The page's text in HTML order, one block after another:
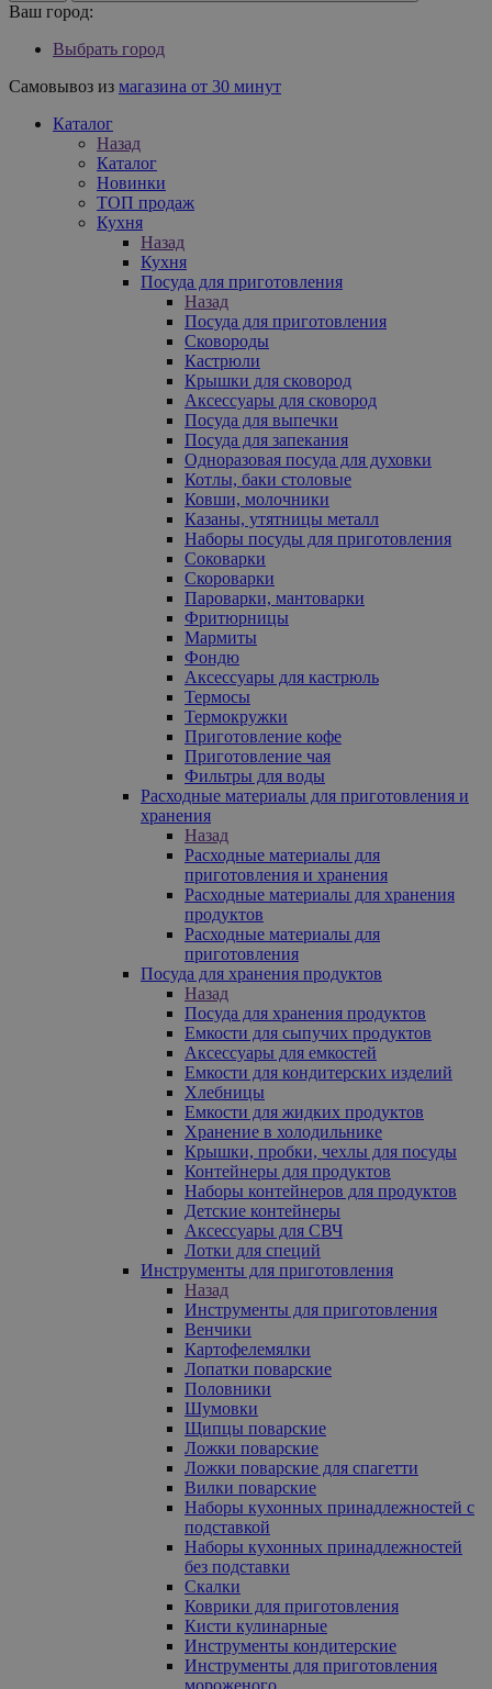
Ваш город:
Выбрать город
Самовывоз из магазина от 30 минут
Каталог
Назад
Каталог
Новинки
ТОП продаж
Кухня
Назад
Кухня
Посуда для приготовления
Назад
Посуда для приготовления
Сковороды
Кастрюли
Крышки для сковород
Аксессуары для сковород
Посуда для выпечки
Посуда для запекания
Одноразовая посуда для духовки
Котлы, баки столовые
Ковши, молочники
Казаны, утятницы металл
Наборы посуды для приготовления
Соковарки
Скороварки
Пароварки, мантоварки
Фритюрницы
Мармиты
Фондю
Аксессуары для кастрюль
Термосы
Термокружки
Приготовление кофе
Приготовление чая
Фильтры для воды
Расходные материалы для приготовления и
хранения
Назад
Расходные материалы для
приготовления и хранения
Расходные материалы для хранения
продуктов
Расходные материалы для
приготовления
Посуда для хранения продуктов
Назад
Посуда для хранения продуктов
Емкости для сыпучих продуктов
Аксессуары для емкостей
Емкости для кондитерских изделий
Хлебницы
Емкости для жидких продуктов
Хранение в холодильнике
Крышки, пробки, чехлы для посуды
Контейнеры для продуктов
Наборы контейнеров для продуктов
Детские контейнеры
Аксессуары для СВЧ
Лотки для специй
Инструменты для приготовления
Назад
Инструменты для приготовления
Венчики
Картофелемялки
Лопатки поварские
Половники
Шумовки
Щипцы поварские
Ложки поварские
Ложки поварские для спагетти
Вилки поварские
Наборы кухонных принадлежностей с
подставкой
Наборы кухонных принадлежностей
без подставки
Скалки
Коврики для приготовления
Кисти кулинарные
Инструменты кондитерские
Инструменты для приготовления
мороженого